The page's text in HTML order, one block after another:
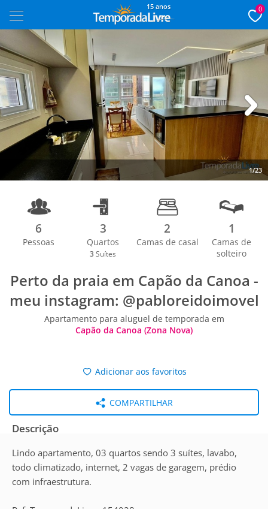
15 anos 0
1/23
Next
6
Pessoas
3
Quartos
3 Suítes
2
Camas de casal
1
Camas de
solteiro
Perto da praia em Capão da Canoa -
meu instagram: @pabloreidoimovel
Apartamento para aluguel de temporada em
Capão da Canoa (Zona Nova)
Adicionar aos favoritos
COMPARTILHAR
Descrição
Lindo apartamento, 03 quartos sendo 3 suítes, lavabo,
todo climatizado, internet, 2 vagas de garagem, prédio
com infraestrutura.